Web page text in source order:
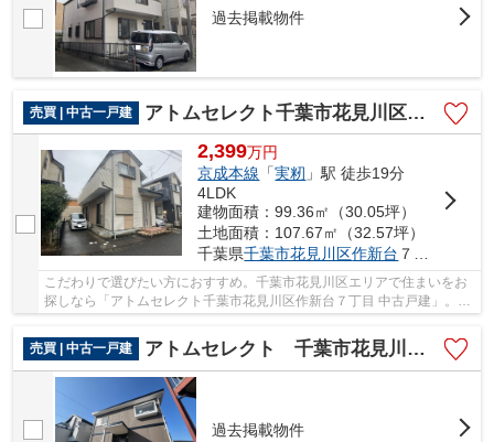
過去掲載物件
売買 | 中古一戸建 アトムセレクト千葉市花見川区作新台７丁目 中古戸建
2,399万円
京成本線 「実籾 」駅 徒歩19分
4LDK
建物面積：99.36㎡（30.05坪）
土地面積：107.67㎡（32.57坪）
千葉県千葉市花見川区作新台 ７丁目17-35
こだわりで選びたい方におすすめ。千葉市花見川区エリアで住まいをお
探しなら「アトムセレクト千葉市花見川区作新台７丁目 中古戸建」。即
売買 | 中古一戸建
アトムセレクト 千葉市花見川区幕張本郷7丁目中古戸建
過去掲載物件